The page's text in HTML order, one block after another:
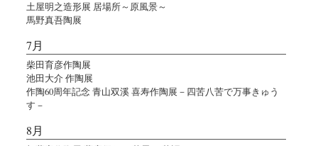
土屋明之造形展 居場所～原風景～
馬野真吾陶展
7月
柴田育彦作陶展
池田大介 作陶展
作陶60周年記念 青山双溪 喜寿作陶展－四苦八苦で万事きゅう
す－
8月